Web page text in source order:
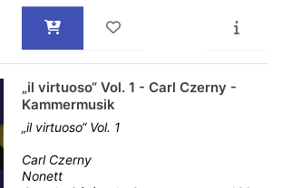
„il virtuoso“ Vol. 1 - Carl Czerny -
Kammermusik
„il virtuoso“ Vol. 1
Carl Czerny
Nonett